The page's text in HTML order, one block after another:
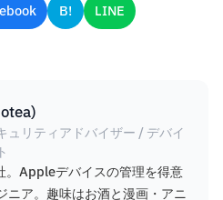
B! LINE
ュリティアドバイザー / デバイ
Appleデバイスの管理を得意
ニア。趣味はお酒と漫画・アニ